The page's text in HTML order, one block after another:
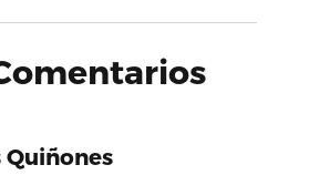
Quiñones